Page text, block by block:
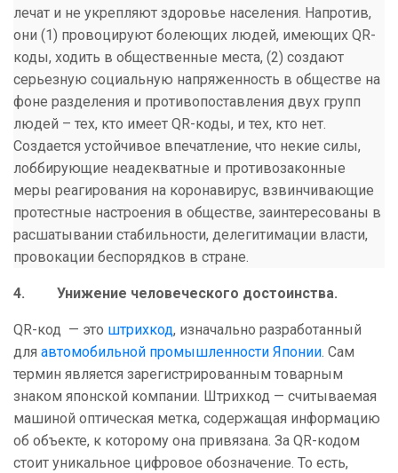
лечат и не укрепляют здоровье населения. Напротив,
они (1) провоцируют болеющих людей, имеющих QR-
коды, ходить в общественные места, (2) создают
серьезную социальную напряженность в обществе на
фоне разделения и противопоставления двух групп
людей – тех, кто имеет QR-коды, и тех, кто нет.
Создается устойчивое впечатление, что некие силы,
лоббирующие неадекватные и противозаконные
меры реагирования на коронавирус, взвинчивающие
протестные настроения в обществе, заинтересованы в
расшатывании стабильности, делегитимации власти,
провокации беспорядков в стране.
4. Унижение человеческого достоинства.
QR-код — это штрихкод, изначально разработанный
для автомобильной промышленности Японии. Сам
термин является зарегистрированным товарным
знаком японской компании. Штрихкод — считываемая
машиной оптическая метка, содержащая информацию
об объекте, к которому она привязана. За QR-кодом
стоит уникальное цифровое обозначение. То есть,